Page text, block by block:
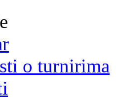
o turnirima